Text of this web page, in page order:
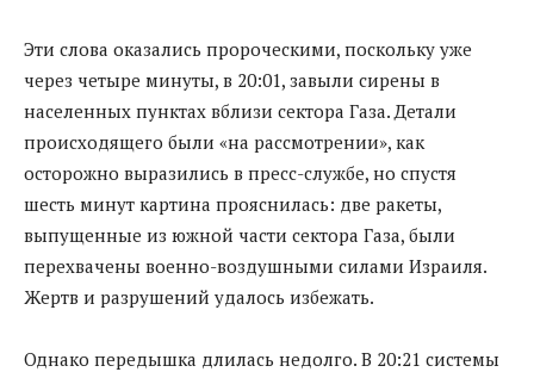
Эти слова оказались пророческими, поскольку уже
через четыре минуты, в 20:01, завыли сирены в
населенных пунктах вблизи сектора Газа. Детали
происходящего были «на рассмотрении», как
осторожно выразились в пресс-службе, но спустя
шесть минут картина прояснилась: две ракеты,
выпущенные из южной части сектора Газа, были
перехвачены военно-воздушными силами Израиля.
Жертв и разрушений удалось избежать.
Однако передышка длилась недолго. В 20:21 системы